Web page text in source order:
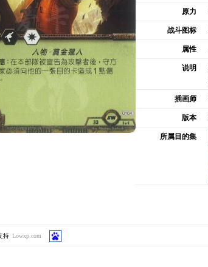
原力
战斗图标
属性
说明
插画师
版本
所属目的集
持 Lowxp.com